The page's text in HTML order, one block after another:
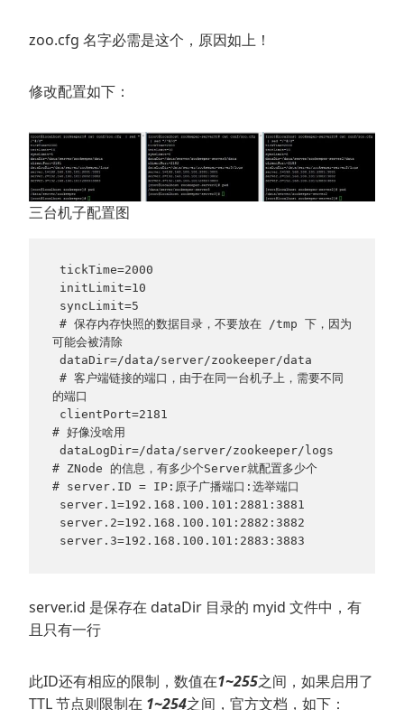
zoo.cfg 名字必需是这个，原因如上！
修改配置如下：
三台机子配置图
tickTime=2000
initLimit=10
syncLimit=5
可能会被清除
dataDir=/data/server/zookeeper/data
的端口
clientPort=2181
# 好像没啥用
dataLogDir=/data/server/zookeeper/logs
# ZNode 的信息，有多少个Server就配置多少个
# server.ID = IP:原子广播端口:选举端口
server.1=192.168.100.101:2881:3881
server.2=192.168.100.101:2882:3882
server.3=192.168.100.101:2883:3883
server.id 是保存在 dataDir 目录的 myid 文件中，有
且只有一行
此ID还有相应的限制，数值在1~255之间，如果启用了
TTL 节点则限制在 1~254之间，官方文档，如下：